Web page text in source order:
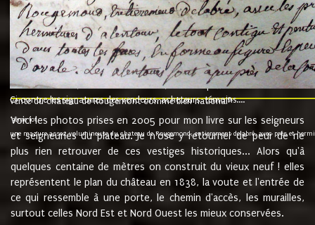
vend, purement simplement et irrevocablement a monseigneur monsieur
et chavannes conseiller du roy au parlement de Bourgogne, present et
que le dit seigneur Baron de la Vellière a sur ses hommes, indivisables et
de la Velliere tout ainsi et comme le dit seigneur Baron et ses
présent......"
suivent les rentes, donation des terriers, etc... au prix de 880 livre louis
Ci contre les signatures des vendeurs, acheteurs, témoins....
vente du château de Rougemont comme bien national9.
"3ème lot
une mazure assez volumineuse du chateau de Rougemond, entierement delabré, avec près et
Voici les photos prises en 2005 pour mon livre sur les seigneurs
et seigneuries du plateau. Je n'ose y retourner de peur de ne
plus rien retrouver de ces vestiges historiques... Alors qu'à
quelques centaine de mètres on construit du vieux neuf ! elles
représentent le plan du château en 1838, la voute et l'entrée de
ce qui ressemble à une porte, le chemin d'accès, les murailles,
surtout celles Nord Est et Nord Ouest les mieux conservées.